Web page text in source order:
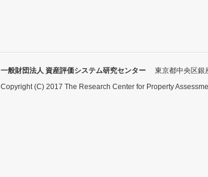
一般財団法人 資産評価システム研究センター
東京都中央区銀
Copyright (C) 2017 The Research Center for Property